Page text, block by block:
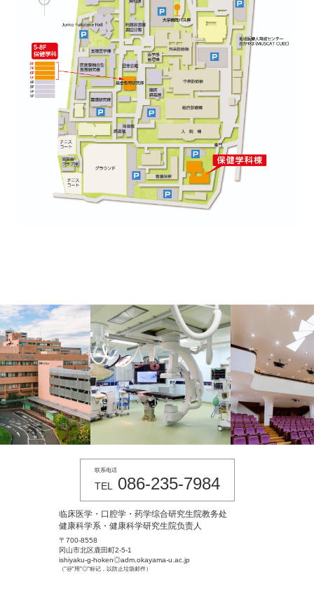
联系电话
TEL 086-235-7984
临床医学・口腔学・药学综合研究生院教务处
健康科学系・健康科学研究生院负责人
〒700-8558
冈山市北区鹿田町2-5-1
ishiyaku-g-hoken◎adm.okayama-u.ac.jp
（"@"用"◎"标记，以防止垃圾邮件）